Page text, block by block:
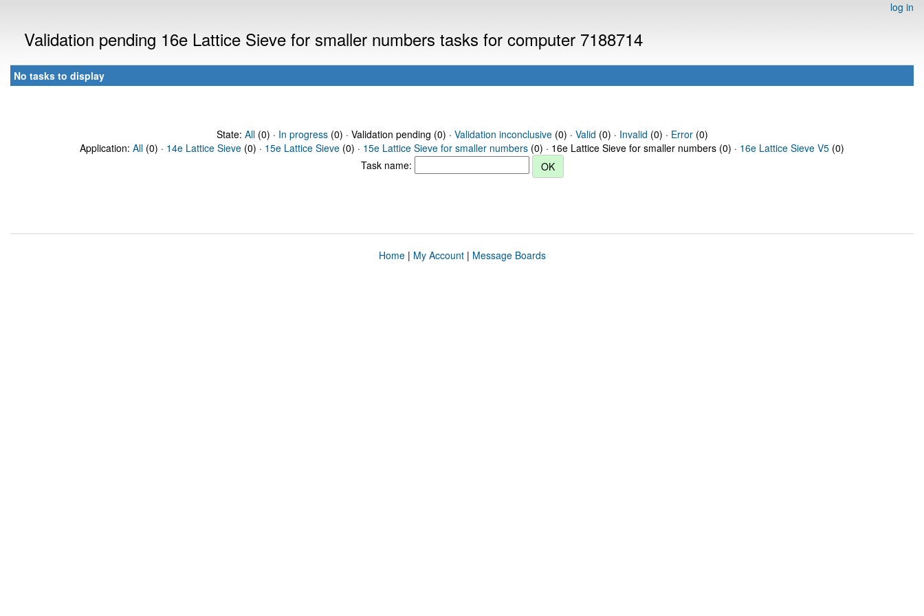
log in
Validation pending 16e Lattice Sieve for smaller numbers tasks for computer 7188714
No tasks to display
State: All(0) · In progress(0) · Validation pending (0) · Validation inconclusive(0) · Valid (0) · Invalid (0) · Error(0)
Application: All (0) · 14e Lattice Sieve (0) · 15e Lattice Sieve (0) · 15e Lattice Sieve for smaller numbers (0) · 16e Lattice Sieve for smaller numbers (0) · 16e Lattice Sieve V5 (0)
Task name:
Home| My Account| Message Boards